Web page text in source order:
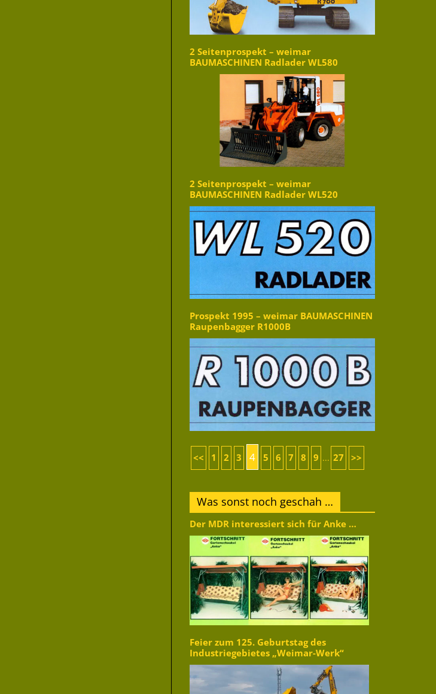
2 Seitenprospekt – weimar
BAUMASCHINEN Radlader WL580
2 Seitenprospekt – weimar
BAUMASCHINEN Radlader WL520
Prospekt 1995 – weimar BAUMASCHINEN
Raupenbagger R1000B
<< 1 2 3 4 5 6 7 8 9 ... 27 >>
Was sonst noch geschah …
Der MDR interessiert sich für Anke …
Feier zum 125. Geburtstag des
Industriegebietes „Weimar-Werk“